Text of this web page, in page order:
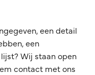
een detail
een
Wij staan open
contact met ons